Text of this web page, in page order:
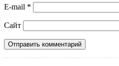
E-mail *
Сайт